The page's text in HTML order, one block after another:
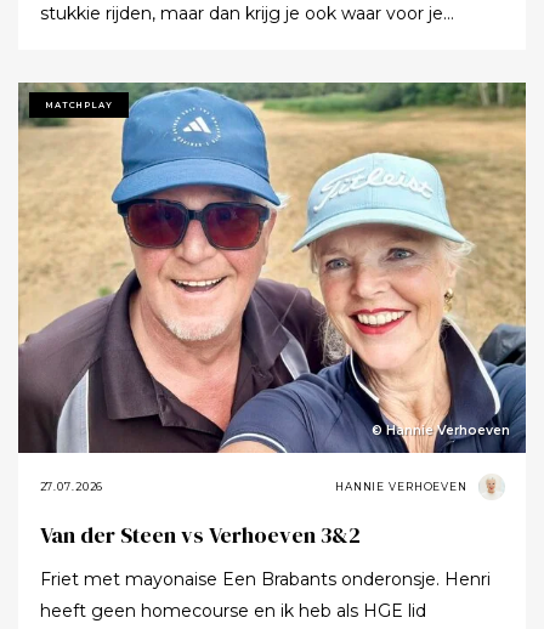
stukkie rijden, maar dan krijg je ook waar voor je
Tot ik uiteindelijk aankondigde dat ik het nu echt niet
meer ging zeggen.
MATCHPLAY
© Hannie Verhoeven
27.07.2026 HANNIE VERHOEVEN
Van der Steen vs Verhoeven 3&2
Friet met mayonaise Een Brabants onderonsje. Henri
heeft geen homecourse en ik heb als HGE lid